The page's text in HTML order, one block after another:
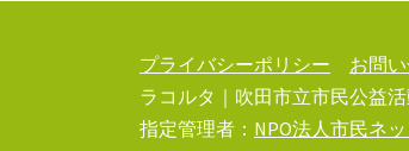
プライバシーポリシー
お問
ラコルタ｜吹田市立市民公益
指定管理者： NPO法人市民ネ